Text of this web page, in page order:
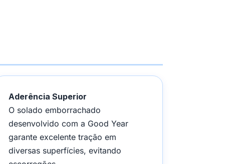
Aderência Superior
O solado emborrachado
desenvolvido com a Good Year
garante excelente tração em
diversas superfícies, evitando